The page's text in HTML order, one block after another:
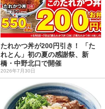
たれかつ丼が200円引き！ 「た
れとん」初の夏の感謝祭、新
橋・中野北口で開催
2026年7月30日